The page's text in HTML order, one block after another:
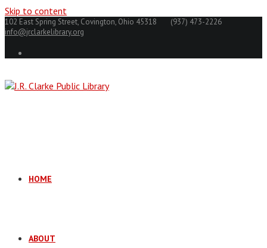
Skip to content
102 East Spring Street, Covington, Ohio 45318
(937) 473-2226
info@jrclarkelibrary.org
HOME
ABOUT